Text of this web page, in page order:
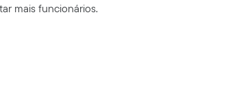
mais funcionários.